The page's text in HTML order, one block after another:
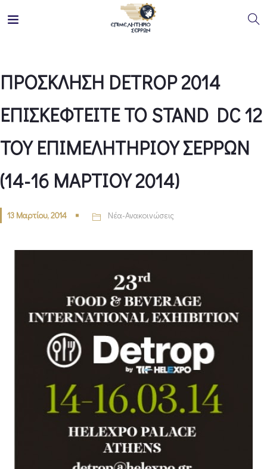
ΠΡΟΣΚΛΗΣΗ DETROP 2014
ΕΠΙΣΚΕΦΤΕΙΤΕ ΤΟ STAND DC 12
ΤΟΥ ΕΠΙΜΕΛΗΤΗΡΙΟΥ ΣΕΡΡΩΝ
(14-16 ΜΑΡΤΙΟΥ 2014)
13 Μαρτίου, 2014 Νέα-Ανακοινώσεις